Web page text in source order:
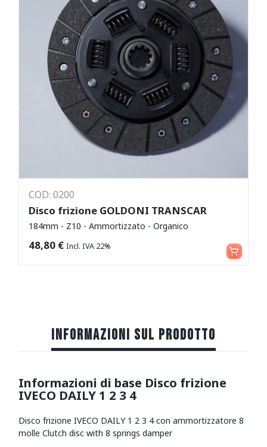
COD: 0200
Disco frizione GOLDONI TRANSCAR
184mm - Z10 - Ammortizzato - Organico
48,80 € Incl. IVA 22% Aggiungi al carrello
INFORMAZIONI SUL PRODOTTO
Informazioni di base Disco frizione
IVECO DAILY 1 2 3 4
Disco frizione IVECO DAILY 1 2 3 4 con ammortizzatore 8
molle Clutch disc with 8 springs damper